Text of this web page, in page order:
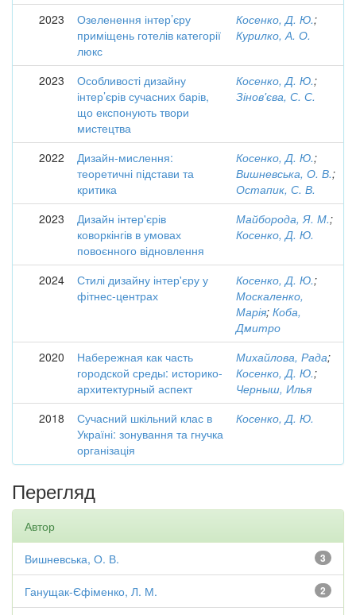
2023
Озеленення інтер’єру
приміщень готелів категорії
люкс
Косенко, Д. Ю.;
Курилко, А. О.
2023
Особливості дизайну
інтер’єрів сучасних барів,
що експонують твори
мистецтва
Косенко, Д. Ю.;
Зінов'єва, С. С.
2022
Дизайн-мислення:
теоретичні підстави та
критика
Косенко, Д. Ю.;
Вишневська, О. В.;
Остапик, С. В.
2023
Дизайн інтер'єрів
коворкінгів в умовах
повоєнного відновлення
Майборода, Я. М.;
Косенко, Д. Ю.
2024
Стилі дизайну інтер'єру у
фітнес-центрах
Косенко, Д. Ю.;
Москаленко,
Марія; Коба,
Дмитро
2020
Набережная как часть
городской среды: историко-
архитектурный аспект
Михайлова, Рада;
Косенко, Д. Ю.;
Черныш, Илья
2018
Сучасний шкільний клас в
Україні: зонування та гнучка
організація
Косенко, Д. Ю.
Перегляд
Автор
3
Вишневська, О. В.
2
Ганущак-Єфіменко, Л. М.